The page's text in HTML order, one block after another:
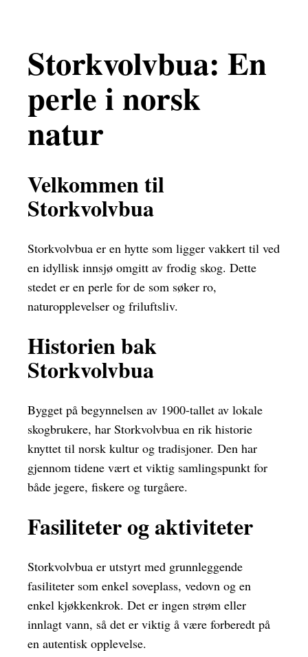
Storkvolvbua: En
perle i norsk
natur
Velkommen til
Storkvolvbua
Storkvolvbua er en hytte som ligger vakkert til ved
en idyllisk innsjø omgitt av frodig skog. Dette
stedet er en perle for de som søker ro,
naturopplevelser og friluftsliv.
Historien bak
Storkvolvbua
Bygget på begynnelsen av 1900-tallet av lokale
skogbrukere, har Storkvolvbua en rik historie
knyttet til norsk kultur og tradisjoner. Den har
gjennom tidene vært et viktig samlingspunkt for
både jegere, fiskere og turgåere.
Fasiliteter og aktiviteter
Storkvolvbua er utstyrt med grunnleggende
fasiliteter som enkel soveplass, vedovn og en
enkel kjøkkenkrok. Det er ingen strøm eller
innlagt vann, så det er viktig å være forberedt på
en autentisk opplevelse.